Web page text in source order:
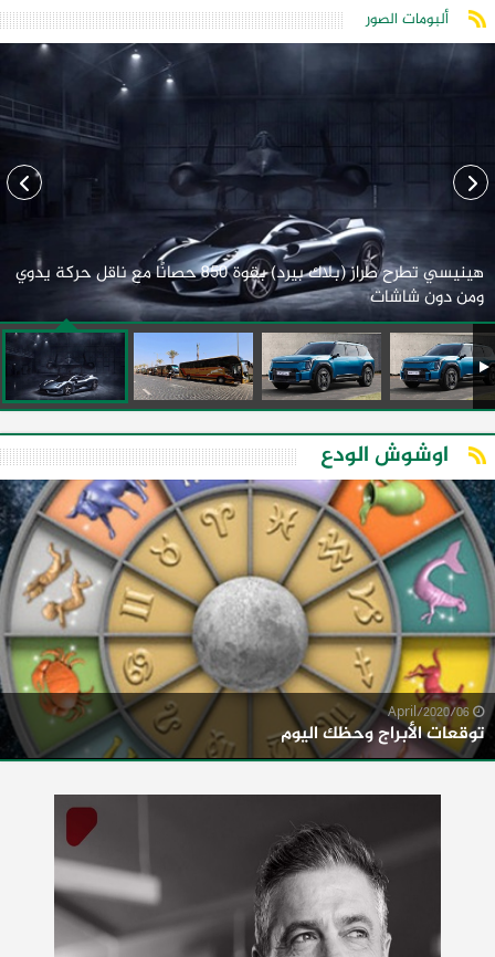
ألبومات الصور
هينيسي تطرح طراز (بلاك بيرد) بقوة 850 حصانًا مع ناقل حركة يدوي
ومن دون شاشات
اوشوش الودع
توقعات الأبراج وحظك اليوم